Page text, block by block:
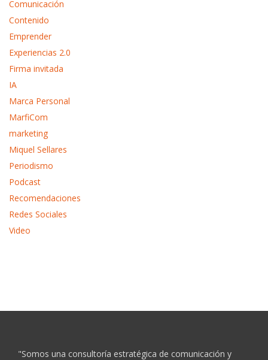
Comunicación
Contenido
Emprender
Experiencias 2.0
Firma invitada
IA
Marca Personal
MarfiCom
marketing
Miquel Sellares
Periodismo
Podcast
Recomendaciones
Redes Sociales
Video
"Somos una consultoría estratégica de comunicación y